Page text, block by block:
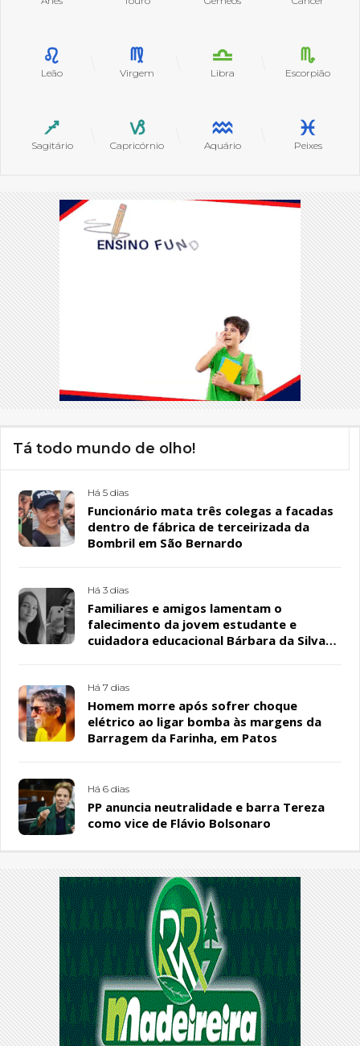
Leão Virgem Libra Escorpião
Sagitário Capricórnio Aquário Peixes
Tá todo mundo de olho!
Há 5 dias
Funcionário mata três colegas a facadas
dentro de fábrica de terceirizada da
Bombril em São Bernardo
Há 3 dias
Familiares e amigos lamentam o
falecimento da jovem estudante e
cuidadora educacional Bárbara da Silva
Há 7 dias
Homem morre após sofrer choque
elétrico ao ligar bomba às margens da
Barragem da Farinha, em Patos
Há 6 dias
PP anuncia neutralidade e barra Tereza
como vice de Flávio Bolsonaro